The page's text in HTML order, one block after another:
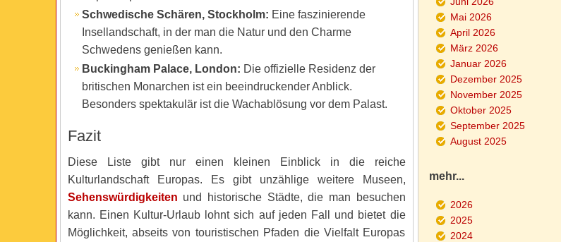
Schwedische Schären, Stockholm: Eine faszinierende
Insellandschaft, in der man die Natur und den Charme
Schwedens genießen kann.
Buckingham Palace, London: Die offizielle Residenz der
britischen Monarchen ist ein beeindruckender Anblick.
Besonders spektakulär ist die Wachablösung vor dem Palast.
Fazit
Diese Liste gibt nur einen kleinen Einblick in die reiche
Kulturlandschaft Europas. Es gibt unzählige weitere Museen,
Sehenswürdigkeiten und historische Städte, die man besuchen
kann. Einen Kultur-Urlaub lohnt sich auf jeden Fall und bietet die
Möglichkeit, abseits von touristischen Pfaden die Vielfalt Europas
Mai 2026
April 2026
März 2026
Januar 2026
Dezember 2025
November 2025
Oktober 2025
September 2025
August 2025
mehr...
2026
2025
2024